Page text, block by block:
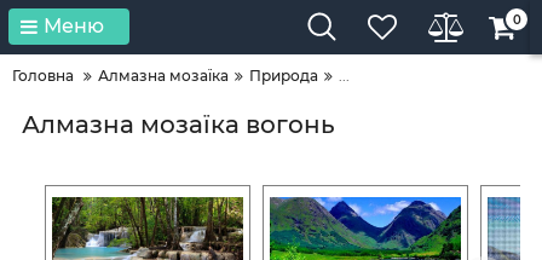
Меню 0
Головна Алмазна мозаїка Природа ...
Алмазна мозаїка вогонь